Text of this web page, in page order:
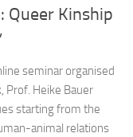
Queer Kinship
seminar organised
Prof. Heike Bauer
starting from the
animal relations